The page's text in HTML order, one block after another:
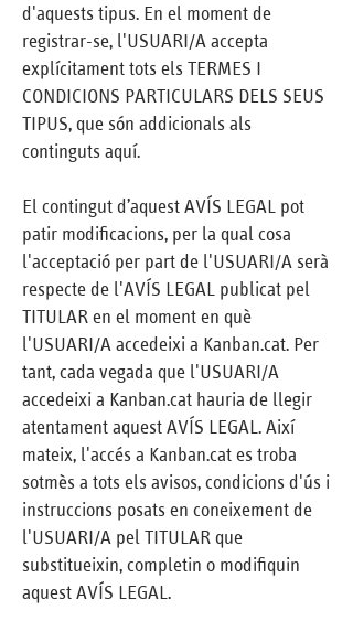
d'aquests tipus. En el moment de
registrar-se, l'USUARI/A accepta
explícitament tots els TERMES I
CONDICIONS PARTICULARS DELS SEUS
TIPUS, que són addicionals als
continguts aquí.
El contingut d’aquest AVÍS LEGAL pot
patir modificacions, per la qual cosa
l'acceptació per part de l'USUARI/A serà
respecte de l'AVÍS LEGAL publicat pel
TITULAR en el moment en què
l'USUARI/A accedeixi a Kanban.cat. Per
tant, cada vegada que l'USUARI/A
accedeixi a Kanban.cat hauria de llegir
atentament aquest AVÍS LEGAL. Així
mateix, l'accés a Kanban.cat es troba
sotmès a tots els avisos, condicions d'ús i
instruccions posats en coneixement de
l'USUARI/A pel TITULAR que
substitueixin, completin o modifiquin
aquest AVÍS LEGAL.